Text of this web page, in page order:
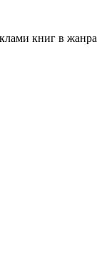
книг в